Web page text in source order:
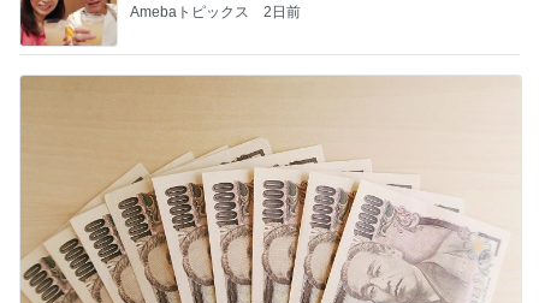
Amebaトピックス 2日前